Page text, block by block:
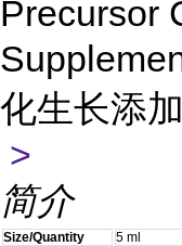
Precursor
化生长添
>
简介
Size/Quantity
5 ml